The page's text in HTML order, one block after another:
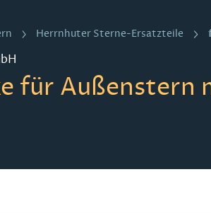
Herrnhuter Sterne-Ersatzteile
für Außenstern